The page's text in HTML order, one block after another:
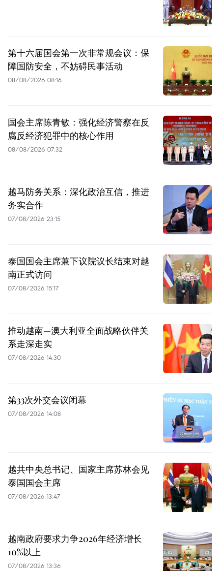
第十六届国会第一次非常规会议：保
障国防安全，不妨碍民事活动
08/08/2026 08:16
国会主席陈青敏：强化经济警察在反
腐反经济犯罪中的核心作用
08/08/2026 07:32
越马防务关系：深化政治互信，推进
务实合作
07/08/2026 23:15
泰国国会主席兼下议院议长结束对越
南正式访问
07/08/2026 15:17
推动越南—澳大利亚全面战略伙伴关
系走深走实
07/08/2026 14:30
第33次外交会议闭幕
07/08/2026 14:08
越共中央总书记、国家主席苏林会见
泰国国会主席
07/08/2026 13:47
越南政府要求力争2026年经济增长
10%以上
07/08/2026 13:36